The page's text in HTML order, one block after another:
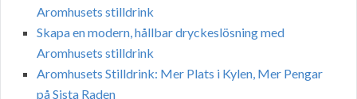
Aromhusets stilldrink
Skapa en modern, hållbar dryckeslösning med
Aromhusets stilldrink
Aromhusets Stilldrink: Mer Plats i Kylen, Mer Pengar
på Sista Raden